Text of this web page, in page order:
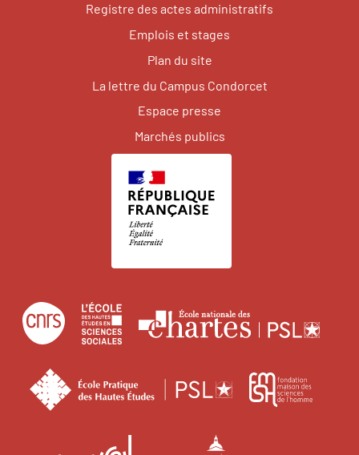
Registre des actes administratifs
Emplois et stages
Plan du site
La lettre du Campus Condorcet
Espace presse
Marchés publics
Centre
national
la
scientifique
École
des
études
sciences
École
pratique